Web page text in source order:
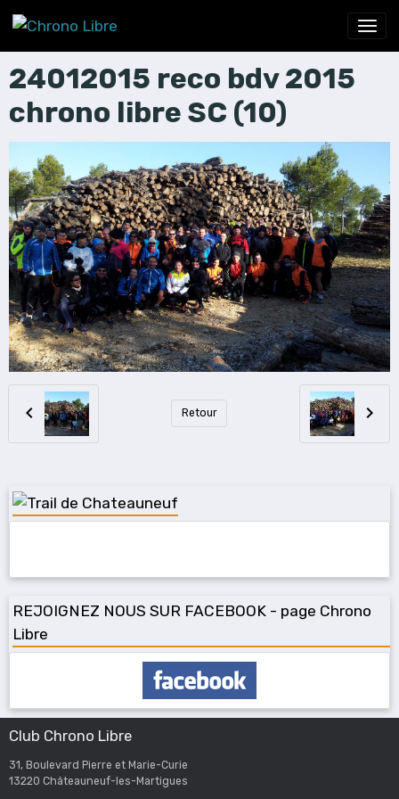
24012015 reco bdv 2015
chrono libre SC (10)
Retour
REJOIGNEZ NOUS SUR FACEBOOK - page Chrono
Libre
Club Chrono Libre
31, Boulevard Pierre et Marie-Curie
13220 Châteauneuf-les-Martigues